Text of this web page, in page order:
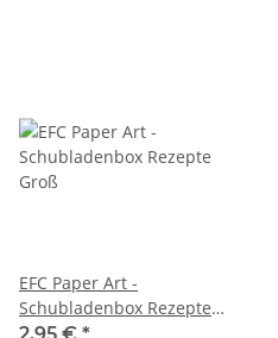
EFC Paper Art -
Schubladenbox Rezepte
Groß